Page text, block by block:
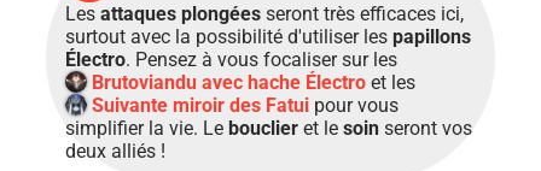
Les attaques plongées seront très efficaces ici,
surtout avec la possibilité d'utiliser les papillons
Électro. Pensez à vous focaliser sur les
Brutoviandu avec hache Électro et les
Suivante miroir des Fatui pour vous
simplifier la vie. Le bouclier et le soin seront vos
deux alliés !